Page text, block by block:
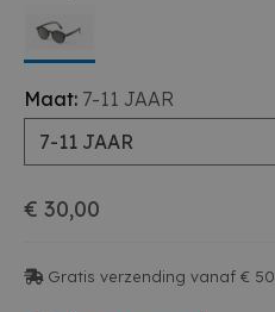
Maat: 7-11 JAAR
7-11 JAAR
€ 30,00
Gratis verzending vanaf €